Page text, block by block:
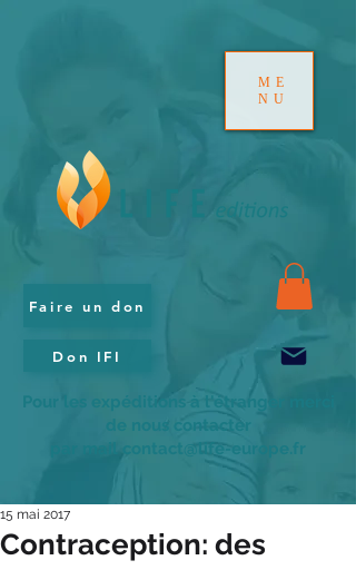
ME
NU
Faire un don
Don IFI
Pour les expéditions à l'étranger merci
de nous contacter
par mail contact@life-europe.fr
Contraception: des
15 mai 2017